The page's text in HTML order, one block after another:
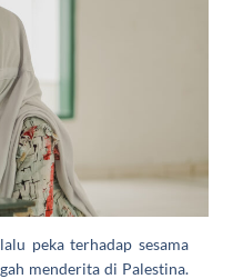
peka terhadap sesama
menderita di Palestina.